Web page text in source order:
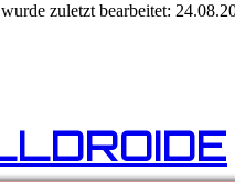
für einen
damit sie
Galaxis
zuletzt bearbeitet: